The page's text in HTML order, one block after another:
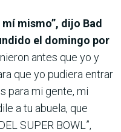
mismo”, dijo Bad
el domingo por
antes que yo y
que yo pudiera entrar
para mi gente, mi
a tu abuela, que
SUPER BOWL”,